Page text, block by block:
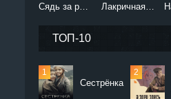
Сядь за руль моей машины (2021) Лакричная пицца (2021)
ТОП-10
Сестрёнка